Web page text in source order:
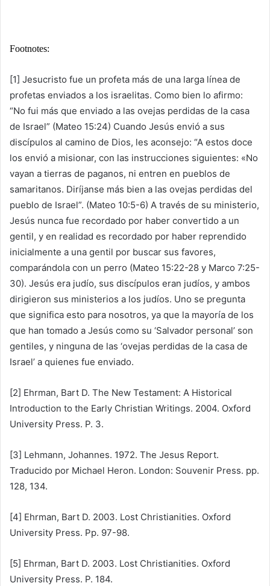
Footnotes:
[1] Jesucristo fue un profeta más de una larga línea de
profetas enviados a los israelitas. Como bien lo afirmo:
“No fui más que enviado a las ovejas perdidas de la casa
de Israel” (Mateo 15:24) Cuando Jesús envió a sus
discípulos al camino de Dios, les aconsejo: “A estos doce
los envió a misionar, con las instrucciones siguientes: «No
vayan a tierras de paganos, ni entren en pueblos de
samaritanos. Diríjanse más bien a las ovejas perdidas del
pueblo de Israel”. (Mateo 10:5-6) A través de su ministerio,
Jesús nunca fue recordado por haber convertido a un
gentil, y en realidad es recordado por haber reprendido
inicialmente a una gentil por buscar sus favores,
comparándola con un perro (Mateo 15:22-28 y Marco 7:25-
30). Jesús era judío, sus discípulos eran judíos, y ambos
dirigieron sus ministerios a los judíos. Uno se pregunta
que significa esto para nosotros, ya que la mayoría de los
que han tomado a Jesús como su ‘Salvador personal’ son
gentiles, y ninguna de las ‘ovejas perdidas de la casa de
Israel’ a quienes fue enviado.
[2] Ehrman, Bart D. The New Testament: A Historical
Introduction to the Early Christian Writings. 2004. Oxford
University Press. P. 3.
[3] Lehmann, Johannes. 1972. The Jesus Report.
Traducido por Michael Heron. London: Souvenir Press. pp.
128, 134.
[4] Ehrman, Bart D. 2003. Lost Christianities. Oxford
University Press. Pp. 97-98.
[5] Ehrman, Bart D. 2003. Lost Christianities. Oxford
University Press. P. 184.